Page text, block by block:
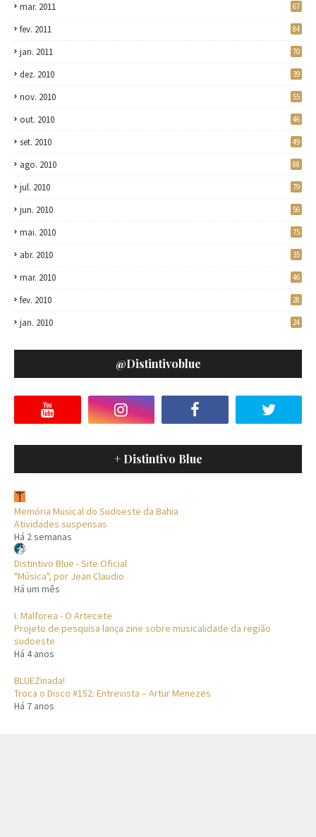
mar. 2011 67
fev. 2011 84
jan. 2011 70
dez. 2010 39
nov. 2010 55
out. 2010 46
set. 2010 49
ago. 2010 88
jul. 2010 79
jun. 2010 56
mai. 2010 75
abr. 2010 35
mar. 2010 46
fev. 2010 28
jan. 2010 24
@distintivoblue
+ Distintivo Blue
Memória Musical do Sudoeste da Bahia
Atividades suspensas
Há 2 semanas
Distintivo Blue - Site Oficial
"Música", por Jean Claudio
Há um mês
I. Malforea - O Artecete
Projeto de pesquisa lança zine sobre musicalidade da região
sudoeste
Há 4 anos
BLUEZinada!
Troca o Disco #152: Entrevista – Artur Menezes
Há 7 anos